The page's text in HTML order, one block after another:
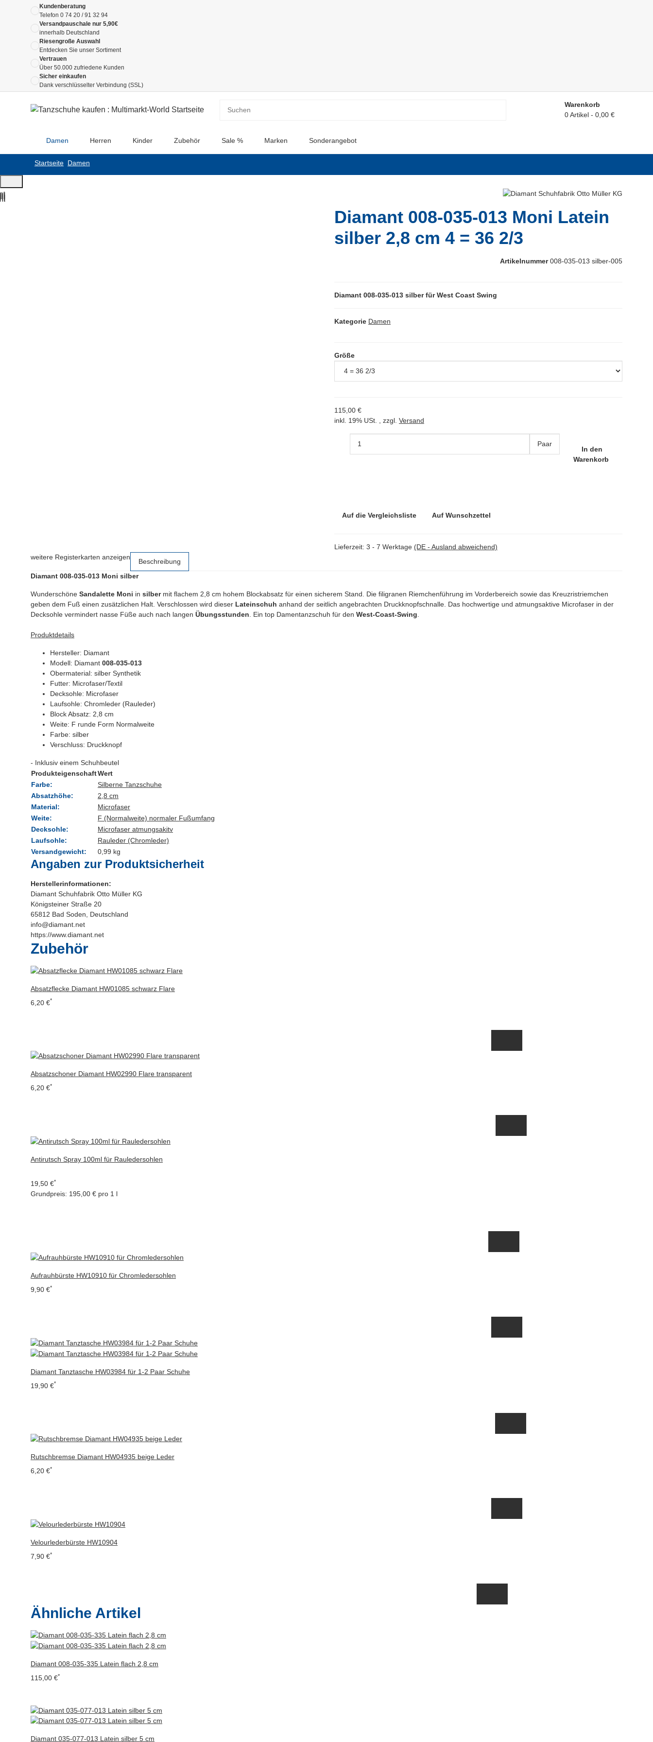
Kundenberatung
Telefon 0 74 20 / 91 32 94
Versandpauschale nur 5,90€
innerhalb Deutschland
Riesengroße Auswahl
Entdecken Sie unser Sortiment
Vertrauen
Über 50.000 zufriedene Kunden
Sicher einkaufen
Dank verschlüsselter Verbindung (SSL)
Damen Herren Kinder Zubehör Sale % Marken Sonderangebot
Warenkorb
0 Artikel
0,00 €
Startseite Damen
Diamant 008-035-013 Moni Latein
silber 2,8 cm 4 = 36 2/3
Artikelnummer 008-035-013 silber-005
Kategorie Damen
Diamant 008-035-013 silber für West Coast Swing
Größe
115,00 €
inkl. 19% USt. , zzgl. Versand
Auf die Vergleichsliste Auf Wunschzettel
Paar
In den
Warenkorb
Lieferzeit: 3 - 7 Werktage (DE - Ausland abweichend)
weitere Registerkarten anzeigen
Beschreibung
Diamant 008-035-013 Moni silber
Wunderschöne Sandalette Moni in silber mit flachem 2,8 cm hohem Blockabsatz für einen sicherem Stand. Die filigranen Riemchenführung im Vorderbereich sowie das Kreuzristriemchen
geben dem Fuß einen zusätzlichen Halt. Verschlossen wird dieser Lateinschuh anhand der seitlich angebrachten Druckknopfschnalle. Das hochwertige und atmungsaktive Microfaser in der
Decksohle vermindert nasse Füße auch nach langen Übungsstunden . Ein top Damentanzschuh für den West-Coast-Swing
Produktdetails
Hersteller: Diamant
Modell: Diamant 008-035-013
Obermaterial: silber Synthetik
Futter: Microfaser/Textil
Decksohle: Microfaser
Laufsohle: Chromleder (Rauleder)
Block Absatz: 2,8 cm
Weite: F runde Form Normalweite
Farbe: silber
Verschluss: Druckknopf
- Inklusiv einem Schuhbeutel
ProdukteigenschaftWert
Farbe:
Silberne Tanzschuhe
Absatzhöhe:
2,8 cm
Material:
Microfaser
Weite:
F (Normalweite) normaler Fußumfang
Decksohle:
Microfaser atmungsakitv
Laufsohle:
Rauleder (Chromleder)
Versandgewicht:
0,99 kg
Angaben zur Produktsicherheit
Herstellerinformationen:
Diamant Schuhfabrik Otto Müller KG
Königsteiner Straße 20
65812 Bad Soden, Deutschland
info@diamant.net
https://www.diamant.net
Zubehör
Absatzflecke Diamant HW01085 schwarz Flare
6,20 €*
Absatzschoner Diamant HW02990 Flare transparent
6,20 €*
Antirutsch Spray 100ml für Rauledersohlen
19,50 €*
Grundpreis: 195,00 € pro 1 l
Aufrauhbürste HW10910 für Chromledersohlen
9,90 €*
Diamant Tanztasche HW03984 für 1-2 Paar Schuhe
19,90 €*
Rutschbremse Diamant HW04935 beige Leder
6,20 €*
Velourlederbürste HW10904
7,90 €*
Ähnliche Artikel
Diamant 008-035-335 Latein flach 2,8 cm
115,00 €*
Diamant 035-077-013 Latein silber 5 cm